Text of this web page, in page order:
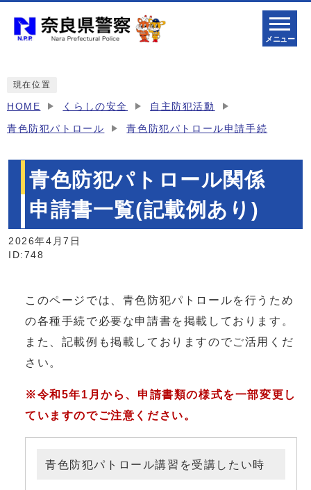
メニュー
現在位置
HOME くらしの安全 自主防犯活動
青色防犯パトロール 青色防犯パトロール申請手続
青色防犯パトロール関係
申請書一覧(記載例あり)
2026年4月7日
ID:748
このページでは、青色防犯パトロールを行うため
の各種手続で必要な申請書を掲載しております。
また、記載例も掲載しておりますのでご活用くだ
さい。
※令和5年1月から、申請書類の様式を一部変更し
ていますのでご注意ください。
青色防犯パトロール講習を受講したい時